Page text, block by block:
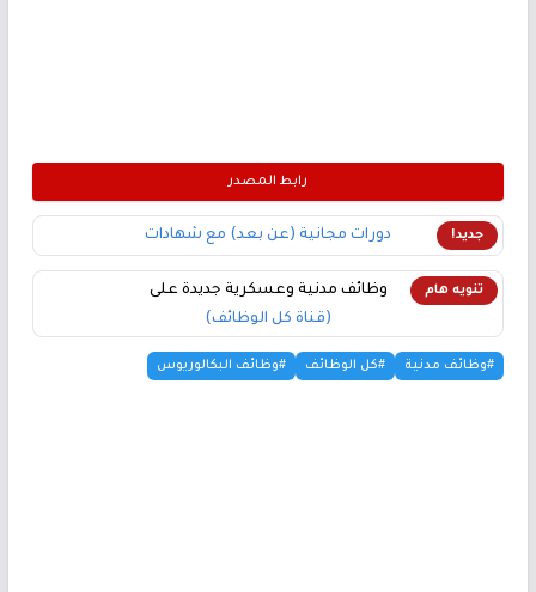
رابط المصدر
جديد! دورات مجانية (عن بعد) مع شهادات
تنويه هام
وظائف مدنية وعسكرية جديدة على
(قناة كل الوظائف)
#وظائف مدنية #كل الوظائف #وظائف البكالوريوس